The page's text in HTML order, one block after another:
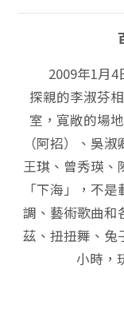
2009年1月4
探親的李淑芬
室，寬敞的場
（阿招）、吳
王琪、曾秀瑛、
「下海」，不
調、藝術歌曲和
茲、扭扭舞、兔
小時，